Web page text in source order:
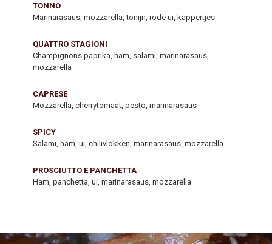
TONNO
Marinarasaus, mozzarella, tonijn, rode ui, kappertjes
QUATTRO STAGIONI
Champignons paprika, ham, salami, marinarasaus,
mozzarella
CAPRESE
Mozzarella, cherrytomaat, pesto, marinarasaus
SPICY
Salami, ham, ui, chilivlokken, marinarasaus, mozzarella
PROSCIUTTO E PANCHETTA
Ham, panchetta, ui, marinarasaus, mozzarella